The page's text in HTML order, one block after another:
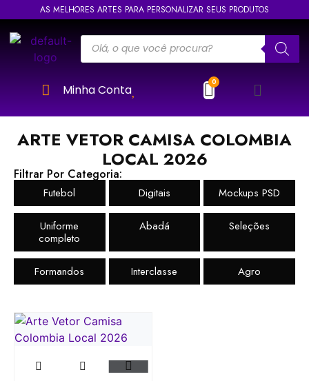
AS MELHORES ARTES PARA PERSONALIZAR SEUS PRODUTOS
Minha Conta
ARTE VETOR CAMISA COLOMBIA
LOCAL 2026
Filtrar Por Categoria:
Futebol Digitais Mockups PSD
Uniforme
completo
Abadá Seleções
Formandos Interclasse Agro